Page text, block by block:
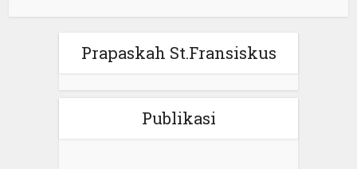
Prapaskah St.Fransiskus
Publikasi